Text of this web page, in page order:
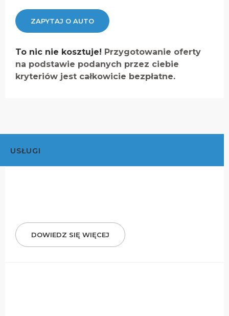
ZAPYTAJ O AUTO
To nic nie kosztuje! Przygotowanie oferty
na podstawie podanych przez ciebie
kryteriów jest całkowicie bezpłatne.
USŁUGI
DOWIEDZ SIĘ WIĘCEJ